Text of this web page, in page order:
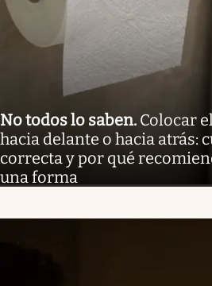
No todos lo saben. Colocar
hacia delante o hacia atrás:
correcta y por qué
una forma